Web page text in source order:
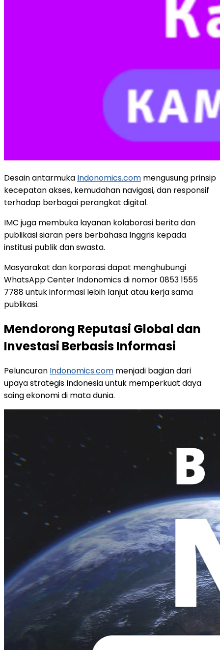
Desain antarmuka Indonomics.com mengusung prinsip
kecepatan akses, kemudahan navigasi, dan responsif
terhadap berbagai perangkat digital.
IMC juga membuka layanan kolaborasi berita dan
publikasi siaran pers berbahasa Inggris kepada
institusi publik dan swasta.
Masyarakat dan korporasi dapat menghubungi
WhatsApp Center Indonomics di nomor 0853 1555
7788 untuk informasi lebih lanjut atau kerja sama
publikasi.
Mendorong Reputasi Global dan
Investasi Berbasis Informasi
Peluncuran Indonomics.com menjadi bagian dari
upaya strategis Indonesia untuk memperkuat daya
saing ekonomi di mata dunia.